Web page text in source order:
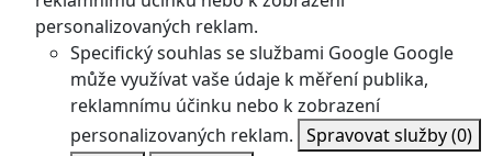
personalizovaných reklam.
Specifický souhlas se službami Google Google
může využívat vaše údaje k měření publika,
reklamnímu účinku nebo k zobrazení
personalizovaných reklam. Spravovat služby(0)